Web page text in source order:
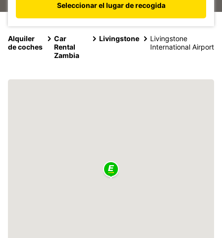
Seleccionar el lugar de recogida
Alquiler
de coches
Car
Rental
Zambia
Livingstone
Livingstone
International Airport